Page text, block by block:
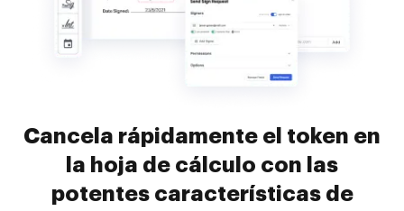
Cancela rápidamente el token en
la hoja de cálculo con las
potentes características de